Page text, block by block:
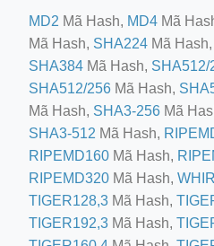
crew-neck-navy-blue/
MD2 Mã Hash, MD4 Mã
Mã Hash, SHA224 Mã Hash,
SHA384 Mã Hash, SHA512/
SHA512/256 Mã Hash,
Mã Hash, SHA3-256 Mã
SHA3-512 Mã Hash,
RIPEMD160 Mã Hash,
RIPEMD320 Mã Hash,
TIGER128,3 Mã Hash,
TIGER192,3 Mã Hash,